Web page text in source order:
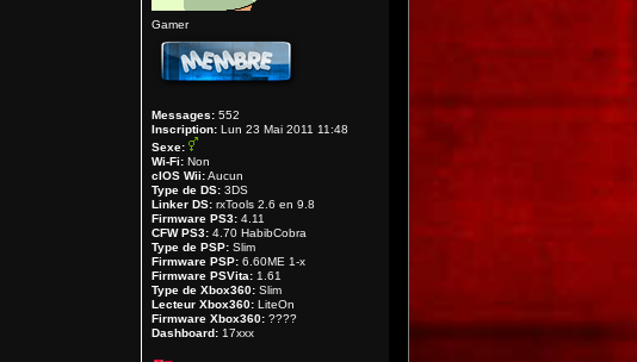
Gamer
Messages: 552
Inscription: Lun 23 Mai 2011 11:48
Sexe:
Wi-Fi: Non
cIOS Wii:Aucun
Type de DS: 3DS
Linker DS: rxTools 2.6 en 9.8
Firmware PS3: 4.11
CFW PS3: 4.70 HabibCobra
Type de PSP: Slim
Firmware PSP: 6.60ME 1-x
Firmware PSVita: 1.61
Type de Xbox360: Slim
Lecteur Xbox360: LiteOn
Firmware Xbox360: ????
Dashboard: 17xxx